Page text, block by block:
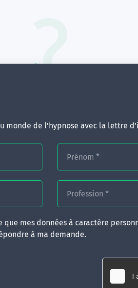
monde de l'hypnose avec la lettre
Prénom *
Profession *
mes données à caractère
à ma demande.
ne
CONTACT